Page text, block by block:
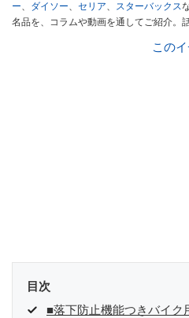
ー、 ダイソー、 セリア、 スターバックス
名品を、コラムや動画を通してご紹介。
インフルエンサーが実際に使用してレビ
この
目次
■落下防止機能つきバイク